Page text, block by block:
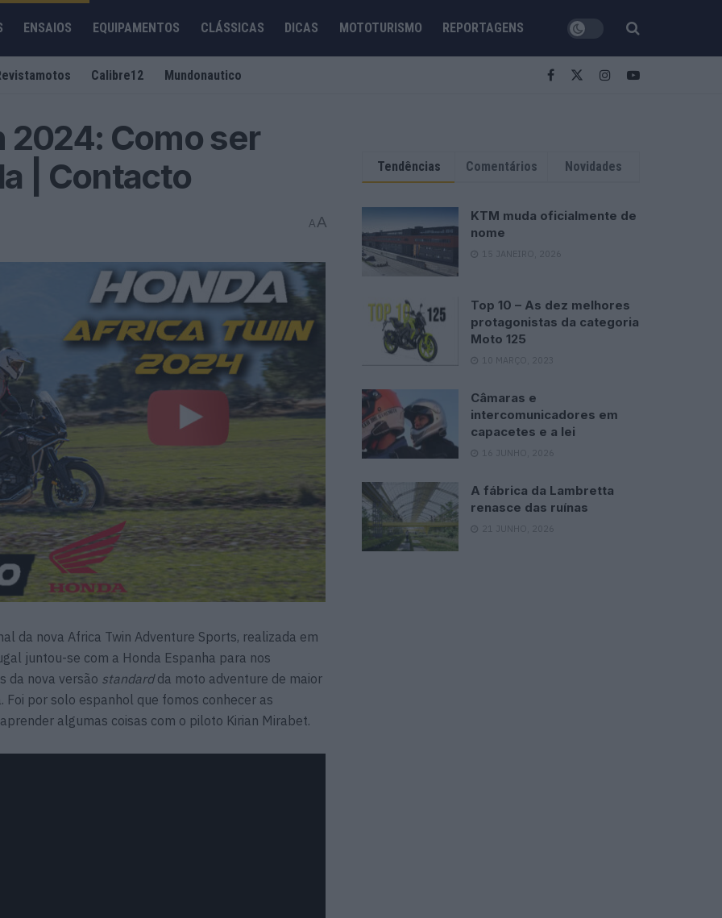
ENSAIOS EQUIPAMENTOS CLÁSSICAS DICAS MOTOTURISMO REPORTAGENS
Calibre12 Mundonautico
2024: Como ser
| Contacto
AA
da nova Africa Twin Adventure Sports, realizada em
juntou-se com a Honda Espanha para nos
da nova versão standardda moto adventure de maior
Foi por solo espanhol que fomos conhecer as
algumas coisas com o piloto Kirian Mirabet.
Tendências Comentários Novidades
KTM muda oficialmente de
nome
15 JANEIRO, 2026
Top 10 – As dez melhores
protagonistas da categoria
Moto 125
10 MARÇO, 2023
Câmaras e
intercomunicadores em
capacetes e a lei
16 JUNHO, 2026
A fábrica da Lambretta
renasce das ruínas
21 JUNHO, 2026